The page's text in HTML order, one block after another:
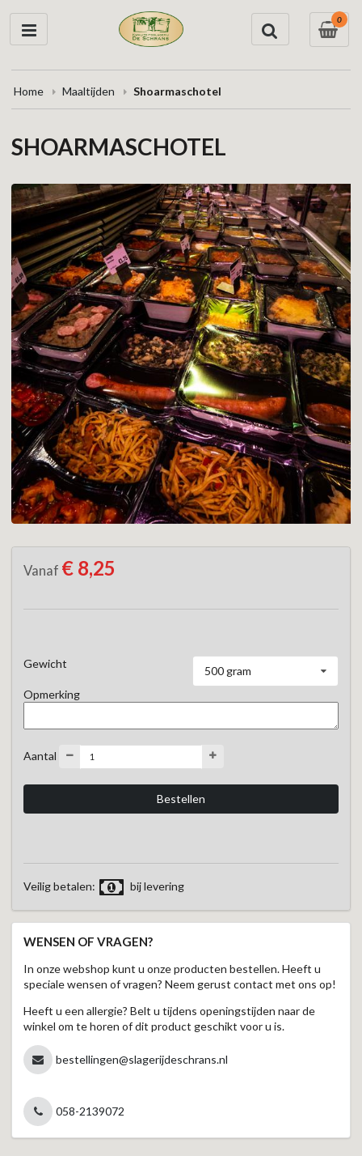
0
Home Maaltijden Shoarmaschotel
SHOARMASCHOTEL
Vanaf € 8,25
Gewicht
500 gram
Opmerking
Aantal
Veilig betalen: bij levering
WENSEN OF VRAGEN?
In onze webshop kunt u onze producten bestellen. Heeft u
speciale wensen of vragen? Neem gerust contact met ons op!
Heeft u een allergie? Belt u tijdens openingstijden naar de
winkel om te horen of dit product geschikt voor u is.
bestellingen@slagerijdeschrans.nl
058-2139072